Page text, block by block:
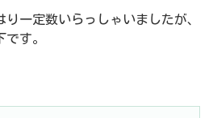
一定数いらっしゃいましたが、
す。